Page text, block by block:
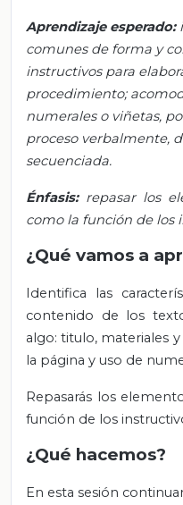
Aprendizaje esperado:
comunes de forma y
instructivos para
procedimiento;
numerales o viñetas,
proceso verbalmente,
secuenciada.
Énfasis: repasar los
como la función de los
¿Qué vamos a
Identifica las
contenido de los
algo: titulo, materiales
la página y uso de
Repasarás los
función de los
¿Qué hacemos?
En esta sesión